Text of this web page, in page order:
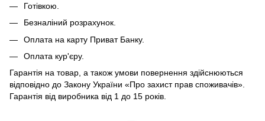
Готівкою.
Безналіний розрахунок.
Оплата на карту Приват Банку.
Оплата кур'єру.
Гарантія на товар, а також умови повернення здійснюються
відповідно до Закону України «Про захист прав споживачів».
Гарантія від виробника від 1 до 15 років.